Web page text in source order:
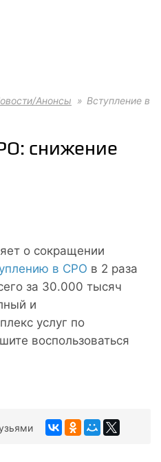
Анонсы
Вступление в
снижение
о сокращении
в СРО в 2 раза
за 30.000 тысяч
и
услуг по
воспользоваться